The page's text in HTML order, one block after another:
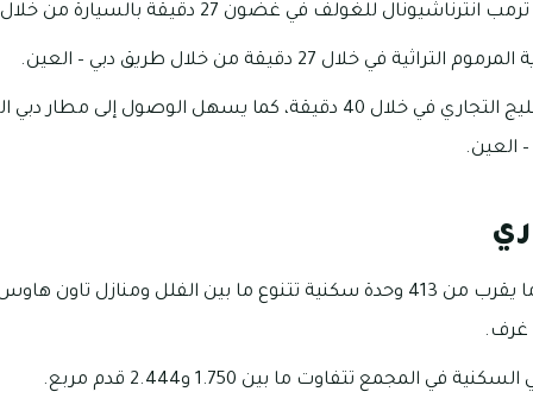
للغولف في غضون 27 دقيقة بالسيارة من خلال شارع القدرة.
في خلال 27 دقيقة من خلال طريق دبي – العين.
العين.
يوجد بمجمع سنتوري ما يقرب من 413 وحدة سكنية تتنوع ما بين الفلل
في المجمع تتفاوت ما بين 1.750 و2.444 قدم مربع.